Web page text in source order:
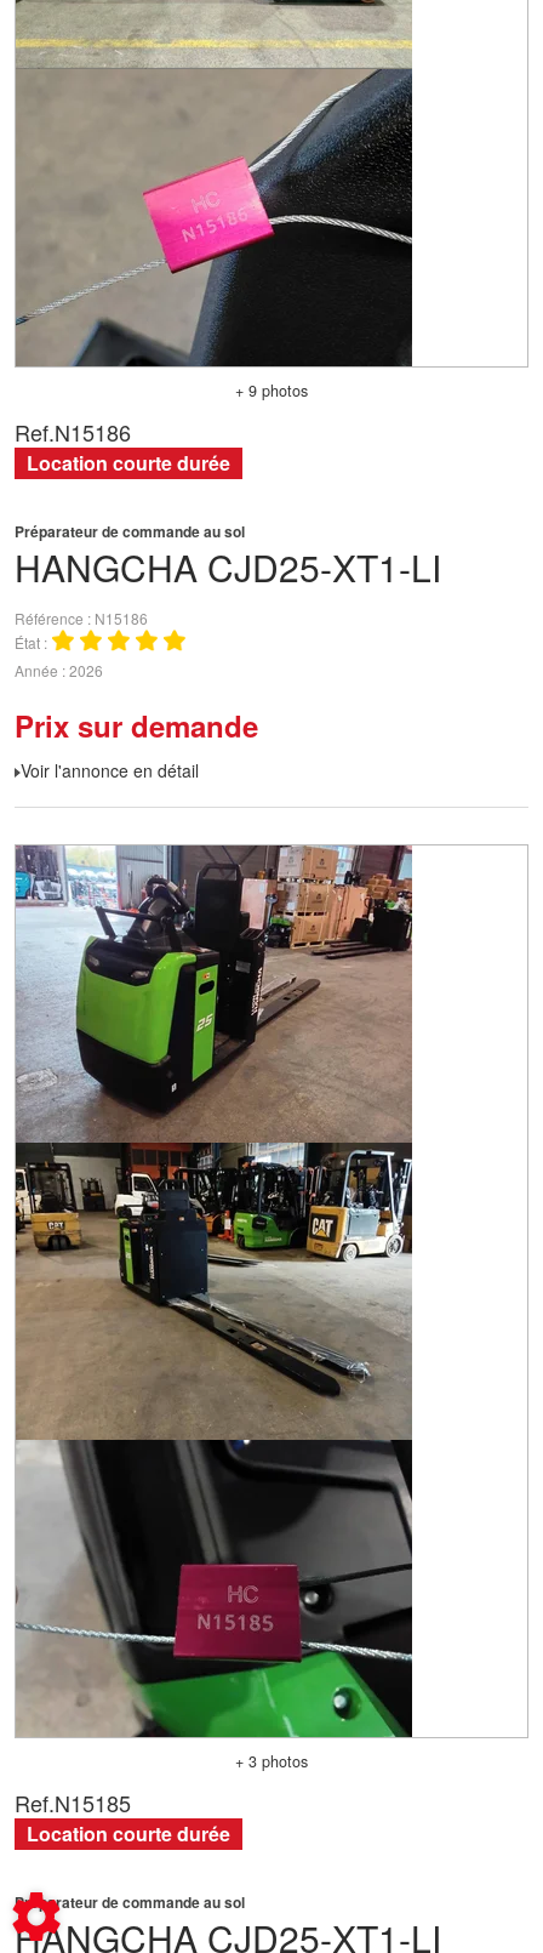
+ 9 photos
HANGCHA CJD25-XT1-LI
Préparateur de commande au sol
Référence
N15186
État
Année 2026
Prix sur demande
Voir l'annonce en détail
Ref.N15186
Location courte durée
+ 3 photos
HANGCHA CJD25-XT1-LI
Préparateur de commande au sol
Ref.N15185
Location courte durée